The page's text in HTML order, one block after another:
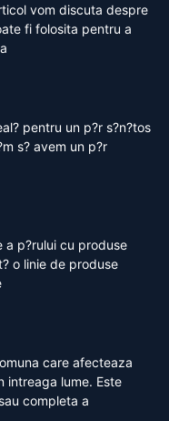
vom discuta despre
fi folosita pentru a
pentru un p?r s?n?tos
s? avem un p?r
a p?rului cu produse
o linie de produse
care afecteaza
intreaga lume. Este
completa a